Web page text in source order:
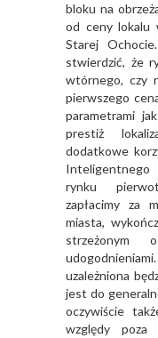
bloku na
od ceny lokalu
Starej
stwierdzić, że
wtórnego, czy
pierwszego
parametrami
prestiż
dodatkowe
Inteligentnego
rynku
zapłacimy za
miasta,
strzeżonym
uzależniona
jest do
oczywiście
względy